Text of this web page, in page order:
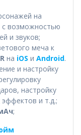
на
с возможностью
и звуков;
меча к
на iOS и Android.
и настройку
настройку
и т.д.;
;